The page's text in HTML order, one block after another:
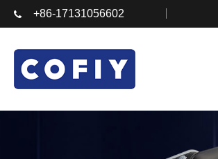
+86-17131056602